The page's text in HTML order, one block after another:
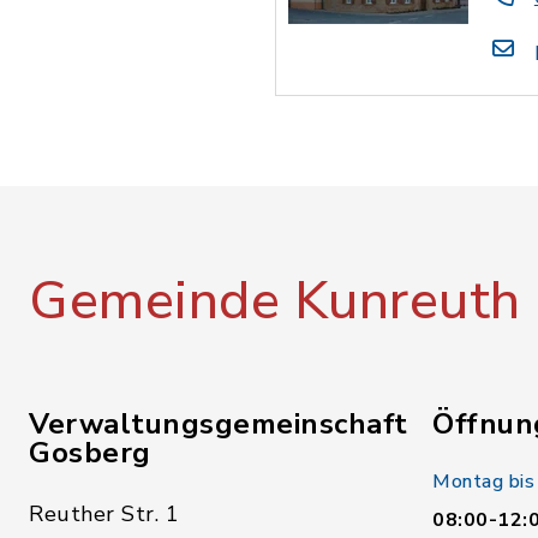
Gemeinde Kunreuth
Verwaltungsgemeinschaft
Gosberg
Reuther Str. 1
Montag
08:00-